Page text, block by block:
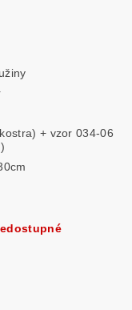
+ vzor 034-06